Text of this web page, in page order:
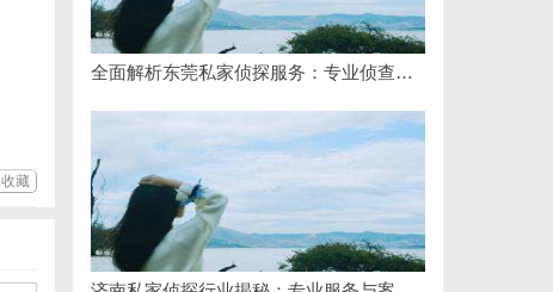
收藏
全面解析东莞私家侦探服务：专业侦查助您解决各种疑难问题